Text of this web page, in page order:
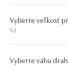
Vyberte veľkosť
52
Vyberte váhu